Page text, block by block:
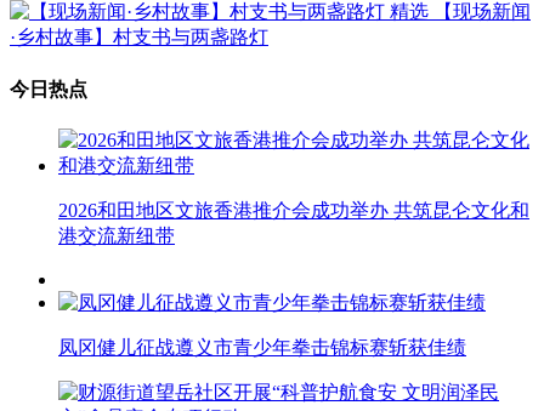
精选
【现场新闻
·乡村故事】村支书与两盏路灯
今日热点
2026和田地区文旅香港推介会成功举办 共筑昆仑文化和
港交流新纽带
凤冈健儿征战遵义市青少年拳击锦标赛斩获佳绩